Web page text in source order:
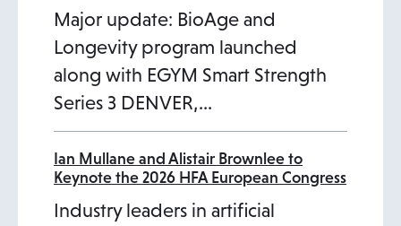
b
Major update: BioAge and
Longevity program launched
along with EGYM Smart Strength
Series 3 DENVER,…
Ian Mullane and Alistair Brownlee to
Keynote the 2026 HFA European Congress
Industry leaders in artificial